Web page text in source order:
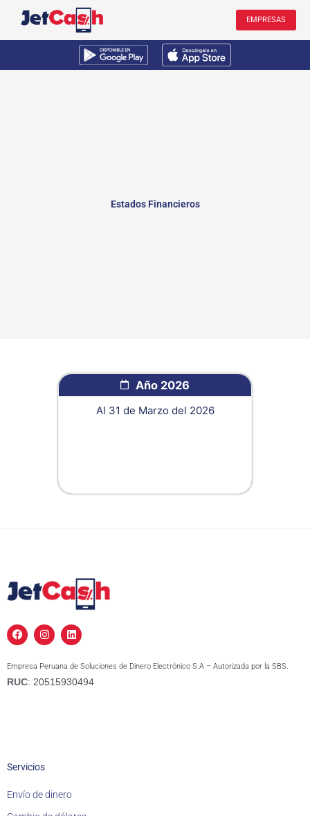
EMPRESAS
Estados Financieros
Año 2026
Al 31 de Marzo del 2026
F
a
c
b
o
I
n
s
a
g
L
i
n
k
e
d
Empresa Peruana de Soluciones de Dinero Electrónico S.A – Autorizada por la SBS.
RUC: 20515930494
Servicios
Envío de dinero